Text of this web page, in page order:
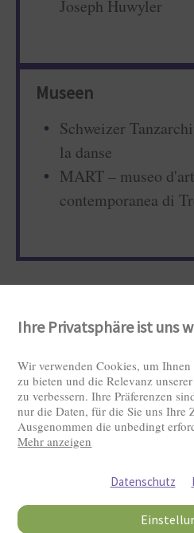
Joseph Huwyler
Museen
Schweizer
la danse
MART – museo
contemporanea di
Besucher:
Ihre Privatsphäre ist uns
Wir verwenden Cookies, um
zu bieten und die Relevanz
zu verbessern. Ihre Präferenzen
nur die Daten, für die Sie uns Ihre
Ausgenommen die unbedingt
Mehr anzeigen
Datenschutz